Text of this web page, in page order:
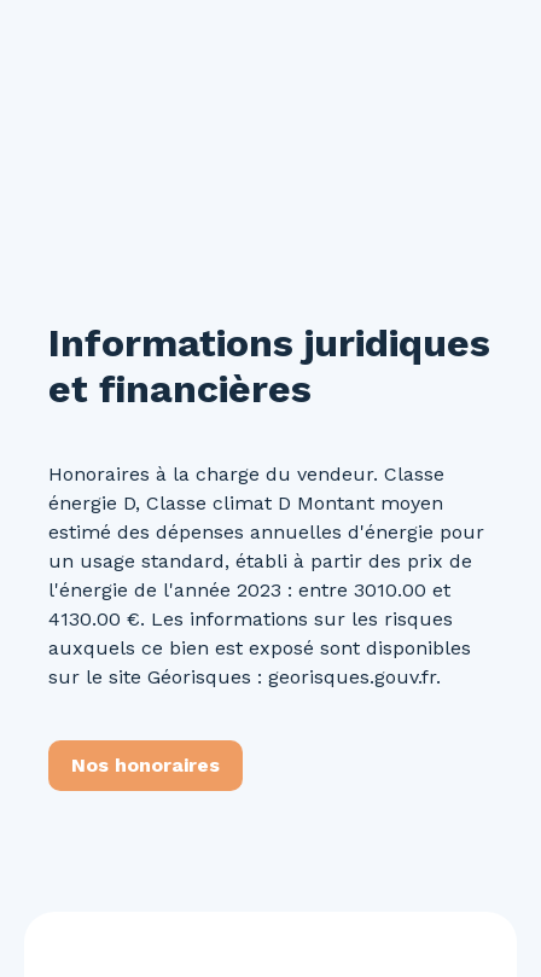
Informations juridiques
et financières
Honoraires à la charge du vendeur. Classe
énergie D, Classe climat D Montant moyen
estimé des dépenses annuelles d'énergie pour
un usage standard, établi à partir des prix de
l'énergie de l'année 2023 : entre 3010.00 et
4130.00 €. Les informations sur les risques
auxquels ce bien est exposé sont disponibles
sur le site Géorisques : georisques.gouv.fr.
Nos honoraires